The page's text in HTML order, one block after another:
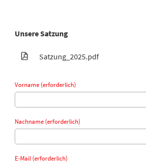
Unsere Satzung
Satzung_2025.pdf
Vorname (erforderlich)
Nachname (erforderlich)
E-Mail (erforderlich)